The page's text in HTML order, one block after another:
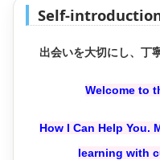
Self-
出会いを大切にし、丁
Welcome to
How I Can Help You.
learning with